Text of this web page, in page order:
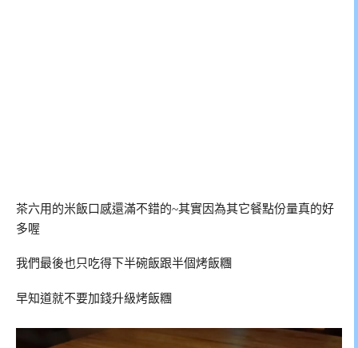
茶六用的米飯口感還滿不錯的~其實因為其它餐點份量真的好
多喔
我們最後也只吃得下半碗飯跟半個烤飯糰
早知道就不要加錢升級烤飯糰